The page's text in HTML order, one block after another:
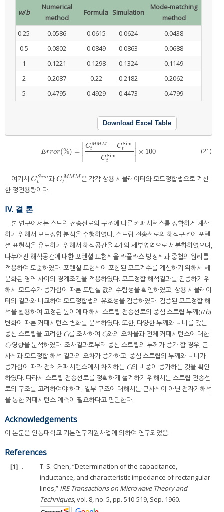
w/b
Numerical
method
Formula Simulation
Mode-matching
method
0.25
0.0586 0.0615 0.0624
0.0438
0.5
0.0802 0.0849 0.0863
0.0688
1
0.1221 0.1298 0.1324
0.1149
2
0.2087 0.22 0.2182
0.2062
5
0.4795 0.4929 0.4473 0.4799
Download Excel Table
Error(%) =
∣
∣
C MMM
t
− CSim
t
CSim
t
∣
∣ × 100
Error(%)= Ct MMM−CtSimCtSim 100 (21)
여기서 C Sim
t
CtSim과CMMM
t
CtMMM 은 각각 상용 시뮬레이터와 모드정합법으로 계산
한 정전용량이다.
IV. 결 론
본 연구에서는 스트립 전송선로의 구조에 따른 커패시턴스를 정확하게 계산
하기 위해서 모드정합 분석을 수행하였다. 스트립 전송선로의 해석구조에 포텐
셜 표현식을 유도하기 위해서 해석공간을 4개의 세부영역으로 세분화하였으며,
나누어진 해석공간에 대한 포텐셜 표현식을 라플라스 방정식과 중첩의 원리를
적용하여 도출하였다. 포텐셜 표현식에 포함된 모드계수를 계산하기 위해서 세
분화된 영역 사이의 경계조건을 적용하였다. 모드정합 해석결과를 검증하기 위
해서 모드수가 증가함에 따른 포텐셜 값의 수렴성을 확인하였고, 상용 시뮬레이
터의 결과와 비교하여 모드정합법의 유효성을 검증하였다. 검증된 모드정합 해
석을 활용하여 고정된 높이에 대해서 스트립 전송선로의 중심 스트립 두께(t/b)
변화에 따른 커패시턴스 변화를 분석하였다. 또한, 다양한 두께와 너비를 갖는
중심 스트립을 고려한 Cf를 조사하여 Cf와의 오차율과 전체 커패시턴스에 대한
Cf영향을 분석하였다. 조사결과로부터 중심 스트립의 두께가 증가 할 경우, 근
사식과 모드정합 해석 결과의 오차가 증가하고, 중심 스트립의 두께와 너비가
증가함에 따라 전체 커패시턴스에서 차지하는 Cf의 비중이 증가하는 것을 확인
하였다. 따라서 스트립 전송선로를 정확하게 설계하기 위해서는 스트립 전송선
로의 구조를 고려하여야 하며, 일부 구조에 대해서는 근사식이 아닌 전자기해석
을 통한 커패시턴스 예측이 필요하다고 판단한다.
Acknowledgements
이 논문은 안동대학교 기본연구지원사업에 의하여 연구되었음.
References
[1] .
T. S. Chen, “Determination of the capacitance,
inductance, and characteristic impedance of rectangular
lines,” IRE Transactions on Microwave Theory and
Techniques, vol. 8, no. 5, pp. 510-519, Sep. 1960.